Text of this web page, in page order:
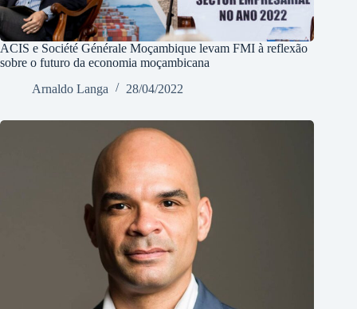
ACIS e Société Générale Moçambique levam FMI à reflexão
sobre o futuro da economia moçambicana
Arnaldo Langa
28/04/2022